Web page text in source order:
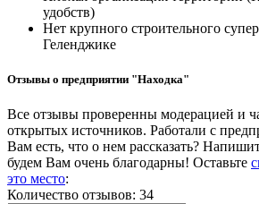
удобств)
Нет крупного строительного
Геленджике
Отзывы о предприятии "Находка"
Все отзывы проверенны модерацией и
открытых источников. Работали с
Вам есть, что о нем рассказать?
будем Вам очень благодарны! Оставьте
это место:
Количество отзывов: 34